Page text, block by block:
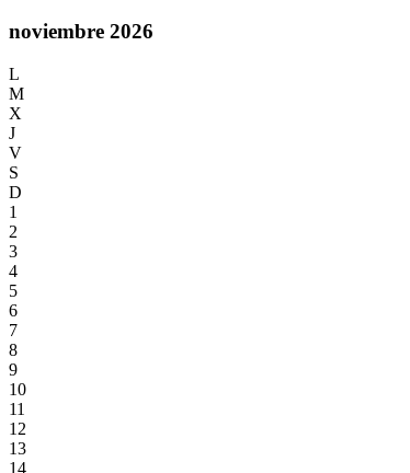
noviembre 2026
L
M
X
J
V
S
D
1
2
3
4
5
6
7
8
9
10
11
12
13
14